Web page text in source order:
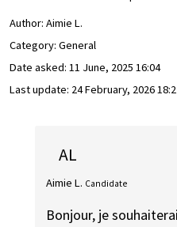
Author: Aimie L.
Category: General
Date asked: 11 June, 2025 16:04
Last update: 24 February, 2026
AL
Aimie L. Candidate
Bonjour, je